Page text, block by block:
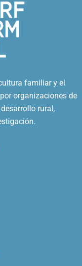
familiar y el
organizaciones de
rural,